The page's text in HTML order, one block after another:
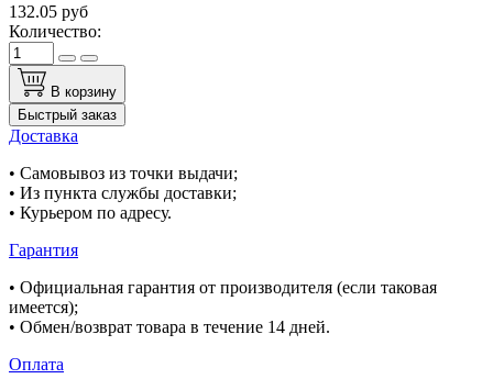
132.05 руб
Количество:
В корзину
Быстрый заказ
Доставка
• Самовывоз из точки выдачи;
• Из пункта службы доставки;
• Курьером по адресу.
Гарантия
• Официальная гарантия от производителя (если таковая
имеется);
• Обмен/возврат товара в течение 14 дней.
Оплата